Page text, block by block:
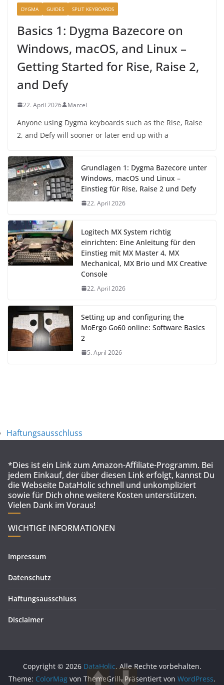
DYGMA GUIDES SPLIT KEYBOARDS
Basics 1: Dygma Bazecore on
Windows, macOS, and Linux –
Getting Started for Rise, Raise 2,
and Defy
22. April 2026 Marcel
Anyone using Dygma keyboards such as the Rise, Raise
2, and Defy will sooner or later end up with a
Grundlagen 1: Dygma Bazecore unter
Windows, macOS und Linux –
Einstieg für Rise, Raise 2 und Defy
22. April 2026
Logitech MX System richtig
einrichten: Eine Anleitung für den
Einstieg mit MX Master 4, MX
Mechanical, MX Brio und MX Creative
Console
22. April 2026
Setting up and configuring the
MoErgo Go60 online: Software Basics
2
5. April 2026
Haftungsausschluss
*Dies ist ein Link zum Amazon-Affiliate-Programm. Bei
jedem Einkauf, der über diesen Link erfolgt, kannst Du
die Webseite DataHolic schnell und unkompliziert
sowie für Dich ohne weitere Kosten unterstützen.
Vielen Dank im Voraus!
WICHTIGE INFORMATIONEN
Impressum
Datenschutz
Haftungsausschluss
Disclaimer
Copyright © 2026 DataHolic. Alle Rechte vorbehalten.
Theme: ColorMag von ThemeGrill. Präsentiert von WordPress.